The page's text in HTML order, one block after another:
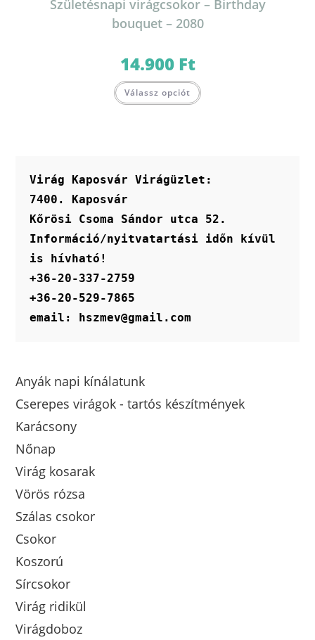
Születésnapi virágcsokor – Birthday
bouquet – 2080
14.900 Ft
Válassz opciót a
termékoldalon
választhatók
Virág Kaposvár Virágüzlet:
7400. Kaposvár
Kőrösi Csoma Sándor utca 52.
Információ/nyitvatartási időn kívül
is hívható!
+36-20-337-2759
+36-20-529-7865
email: hszmev@gmail.com
Anyák napi kínálatunk
Cserepes virágok - tartós készítmények
Karácsony
Nőnap
Virág kosarak
Vörös rózsa
Szálas csokor
Csokor
Koszorú
Sírcsokor
Virág ridikül
Virágdoboz